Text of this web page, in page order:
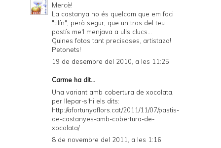
Mercè!
La castanya no és quelcom que em faci
"tilín", però segur, que un tros del teu
pastís me'l menjava a ulls clucs...
Quines fotos tant precisoses, artistaza!
Petonets!
19 de desembre del 2010, a les 11:25
Carme ha dit...
Una variant amb cobertura de xocolata,
per llepar-s'hi els dits:
http://afortunyoflors.cat/2011/11/07/pastis-
de-castanyes-amb-cobertura-de-
xocolata/
8 de novembre del 2011, a les 1:16